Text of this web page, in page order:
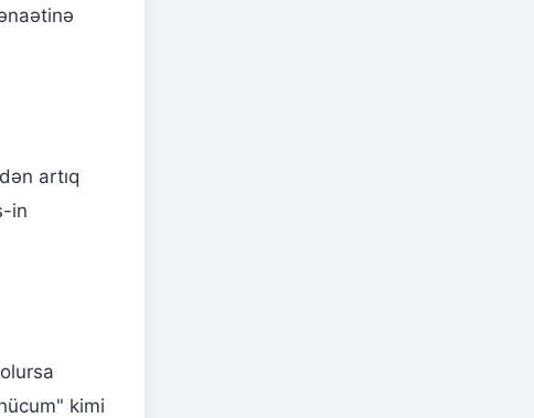
artıq
in
kimi